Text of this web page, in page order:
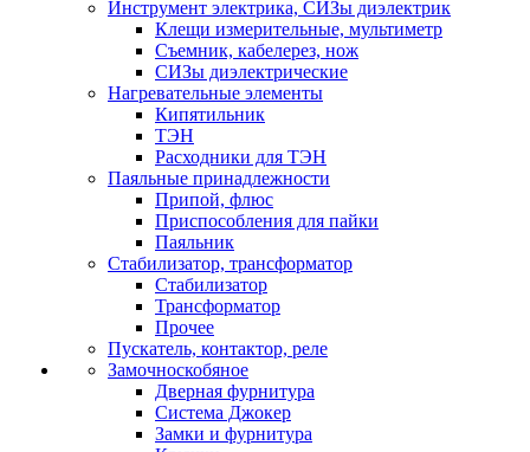
Инструмент электрика, СИЗы диэлектрик
Клещи измерительные, мультиметр
Съемник, кабелерез, нож
СИЗы диэлектрические
Нагревательные элементы
Кипятильник
ТЭН
Расходники для ТЭН
Паяльные принадлежности
Припой, флюс
Приспособления для пайки
Паяльник
Стабилизатор, трансформатор
Стабилизатор
Трансформатор
Прочее
Пускатель, контактор, реле
Замочноскобяное
Дверная фурнитура
Система Джокер
Замки и фурнитура